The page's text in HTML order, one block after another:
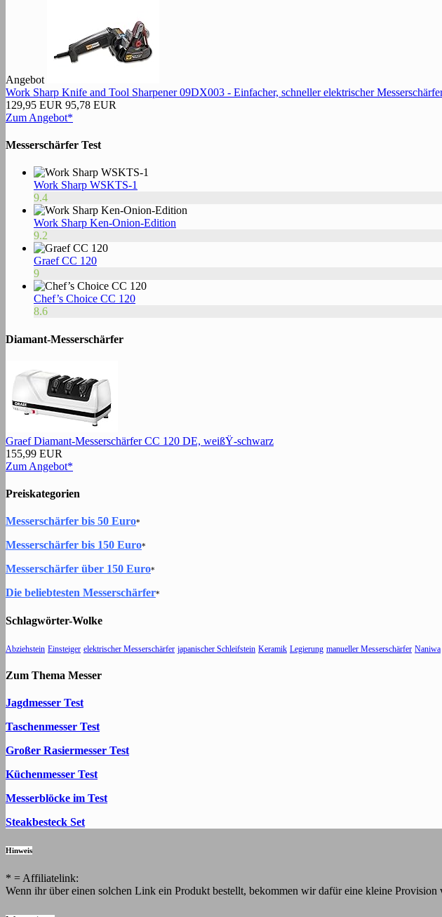
Angebot
Work Sharp Knife and Tool Sharpener 09DX003 - Einfacher, schneller elektrischer
129,95 EUR 95,78 EUR
Zum Angebot*
Messerschärfer Test
Work Sharp WSKTS-1
9.4
Work Sharp Ken-Onion-Edition
9.2
Graef CC 120
9
Chef’s Choice CC 120
8.6
Diamant-Messerschärfer
Graef Diamant-Messerschärfer CC 120 DE, weißŸ-schwarz
155,99 EUR
Zum Angebot*
Preiskategorien
Messerschärfer bis 50 Euro*
Messerschärfer bis 150 Euro*
Messerschärfer über 150 Euro*
Die beliebtesten Messerschärfer*
Schlagwörter-Wolke
Abziehstein Einsteiger elektrischer Messerschärfer japanischer Schleifstein Keramik Legierung manueller Messerschärfer Naniwa
Zum Thema Messer
Jagdmesser Test
Taschenmesser Test
Großer Rasiermesser Test
Küchenmesser Test
Messerblöcke im Test
Steakbesteck Set
Hinweis
* = Affiliatelink:
Wenn ihr über einen solchen Link ein Produkt bestellt, bekommen wir dafür eine kleine